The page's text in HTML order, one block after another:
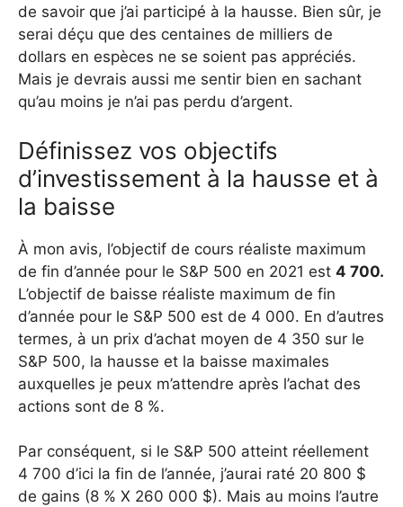
de savoir que j’ai participé à la hausse. Bien sûr, je
serai déçu que des centaines de milliers de
dollars en espèces ne se soient pas appréciés.
Mais je devrais aussi me sentir bien en sachant
qu’au moins je n’ai pas perdu d’argent.
Définissez vos objectifs
d’investissement à la hausse et à
la baisse
À mon avis, l’objectif de cours réaliste maximum
de fin d’année pour le S&P 500 en 2021 est 4 700.
L’objectif de baisse réaliste maximum de fin
d’année pour le S&P 500 est de 4 000. En d’autres
termes, à un prix d’achat moyen de 4 350 sur le
S&P 500, la hausse et la baisse maximales
auxquelles je peux m’attendre après l’achat des
actions sont de 8 %.
Par conséquent, si le S&P 500 atteint réellement
4 700 d’ici la fin de l’année, j’aurai raté 20 800 $
de gains (8 % X 260 000 $). Mais au moins l’autre